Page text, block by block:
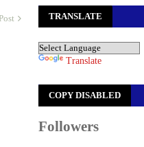
TRANSLATE
Translate
COPY DISABLED
Followers